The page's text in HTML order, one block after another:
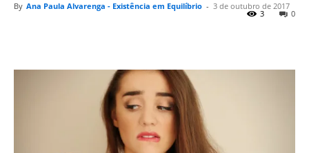
By Ana Paula Alvarenga - Existência em Equilíbrio - 3 de outubro de 2017
0
3